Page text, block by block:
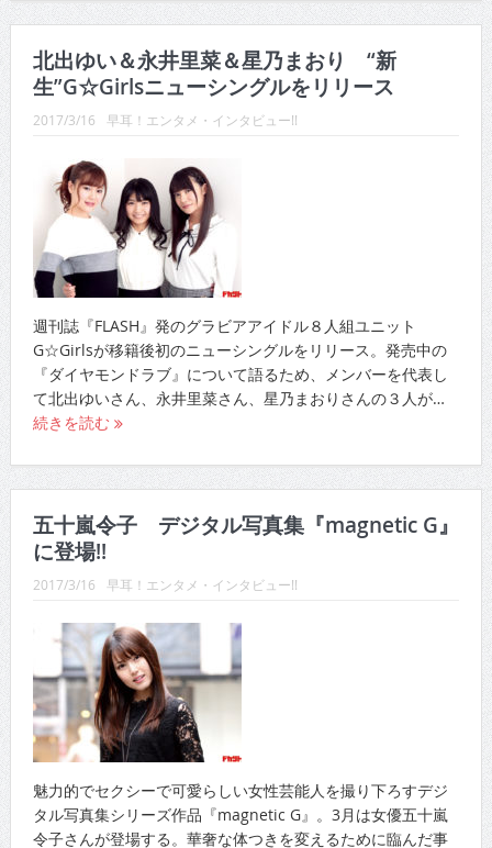
北出ゆい＆永井里菜＆星乃まおり “新
生”G☆Girlsニューシングルをリリース
2017/3/16 早耳！エンタメ・インタビュー!!
週刊誌『FLASH』発のグラビアアイドル８人組ユニット
G☆Girlsが移籍後初のニューシングルをリリース。発売中の
『ダイヤモンドラブ』について語るため、メンバーを代表し
て北出ゆいさん、永井里菜さん、星乃まおりさんの３人が…
続きを読む
五十嵐令子 デジタル写真集『magnetic G』
に登場!!
2017/3/16 早耳！エンタメ・インタビュー!!
魅力的でセクシーで可愛らしい女性芸能人を撮り下ろすデジ
タル写真集シリーズ作品『magnetic G』。3月は女優五十嵐
令子さんが登場する。華奢な体つきを変えるために臨んだ事